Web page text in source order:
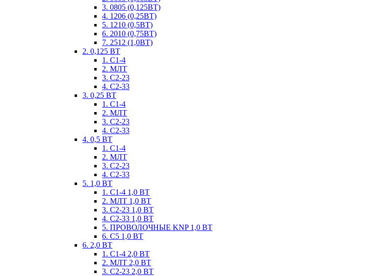
3. 0805 (0,125ВТ)
4. 1206 (0,25ВТ)
5. 1210 (0,5ВТ)
6. 2010 (0,75ВТ)
7. 2512 (1,0ВТ)
2. 0,125 ВТ
1. С1-4
2. МЛТ
3. С2-23
4. С2-33
3. 0,25 ВТ
1. С1-4
2. МЛТ
3. С2-23
4. С2-33
4. 0,5 ВТ
1. С1-4
2. МЛТ
3. С2-23
4. С2-33
5. 1,0 ВТ
1. С1-4 1,0 ВТ
2. МЛТ 1,0 ВТ
3. С2-23 1,0 ВТ
4. С2-33 1,0 ВТ
5. ПРОВОЛОЧНЫЕ KNP 1,0 ВТ
6. С5 1,0 ВТ
6. 2,0 ВТ
1. С1-4 2,0 ВТ
2. МЛТ 2,0 ВТ
3. С2-23 2,0 ВТ